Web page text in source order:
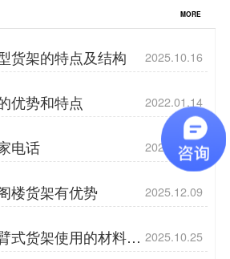
MORE
货架的特点及结构 2025.10.16
优势和特点 2022.01.14
电话 2024.04.29
楼货架有优势 2025.12.09
式货架使用的材料说 2025.10.25